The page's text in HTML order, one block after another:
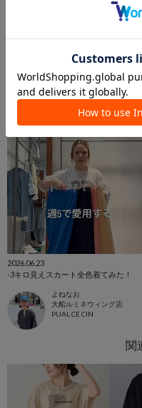
この商品を紹
2026.06.23
-3キロ見えスカート全色着てみた！
よねなお
大船ルミネウィング店
PUAL CE CIN